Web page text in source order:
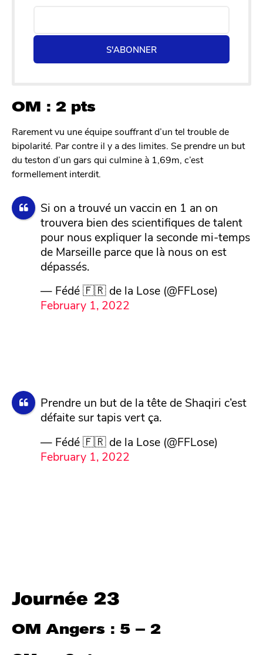
S'ABONNER
OM : 2 pts
Rarement vu une équipe souffrant d’un tel trouble de
bipolarité. Par contre il y a des limites. Se prendre un but
du teston d’un gars qui culmine à 1,69m, c’est
formellement interdit.
Si on a trouvé un vaccin en 1 an on
trouvera bien des scientifiques de talent
pour nous expliquer la seconde mi-temps
de Marseille parce que là nous on est
dépassés.
— Fédé 🇫🇷 de la Lose (@FFLose)
February 1, 2022
Prendre un but de la tête de Shaqiri c’est
défaite sur tapis vert ça.
— Fédé 🇫🇷 de la Lose (@FFLose)
February 1, 2022
Journée 23
OM Angers : 5 – 2